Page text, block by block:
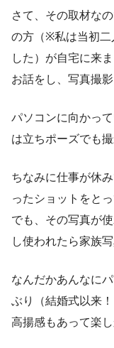
さて、その取材な
の方（※私は当初
した）が自宅に来
お話をし、写真撮影
パソコンに向かっ
は立ちポーズでも
ちなみに仕事が休
ったショットをと
でも、その写真が
し使われたら家族
なんだかあんなに
ぶり（結婚式以来
高揚感もあって楽し